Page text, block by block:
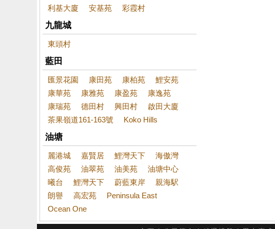
利基大廈
安基苑 彩霞村
九龍城
東頭村
藍田
匯景花園 康田苑 康柏苑
鯉安苑
康華苑
康雅苑 康盈苑
康逸苑
康瑞苑
德田村 興田村
啟田大廈
茶果嶺道161-163號
Koko Hills
油塘
麗港城 嘉賢居 鯉灣天下
海傲灣
高俊苑
油翠苑 油美苑
油塘中心
曦台
鯉灣天下 蔚藍東岸
親海駅
朗譽
高宏苑
Peninsula East
Ocean One